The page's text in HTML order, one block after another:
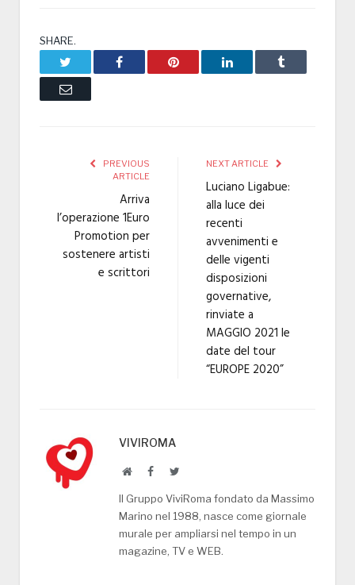
SHARE.
Facebook Pinterest LinkedIn Tumblr
Email
PREVIOUS
ARTICLE
Arriva
l’operazione 1Euro
Promotion per
sostenere artisti
e scrittori
NEXT ARTICLE
Luciano Ligabue:
alla luce dei
recenti
avvenimenti e
delle vigenti
disposizioni
governative,
rinviate a
MAGGIO 2021 le
date del tour
“EUROPE 2020”
VIVIROMA
WebsiteFacebookTwitter
Il Gruppo ViviRoma fondato da Massimo
Marino nel 1988, nasce come giornale
murale per ampliarsi nel tempo in un
magazine, TV e WEB.